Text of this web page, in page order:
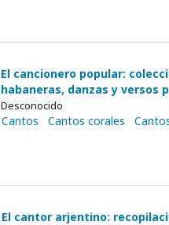
El cancionero popular:
habaneras, danzas y versos
Desconocido
Cantos Cantos corales
El cantor arjentino: